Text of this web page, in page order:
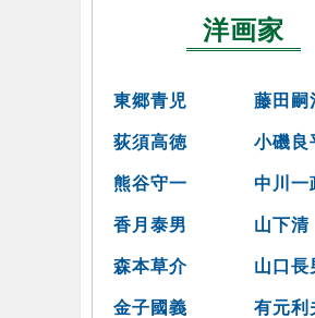
洋画家
東郷青児 藤田嗣
荻須高徳 小磯良
熊谷守一 中川一
香月泰男 山下清
森本草介 山口長
金子國義 有元利